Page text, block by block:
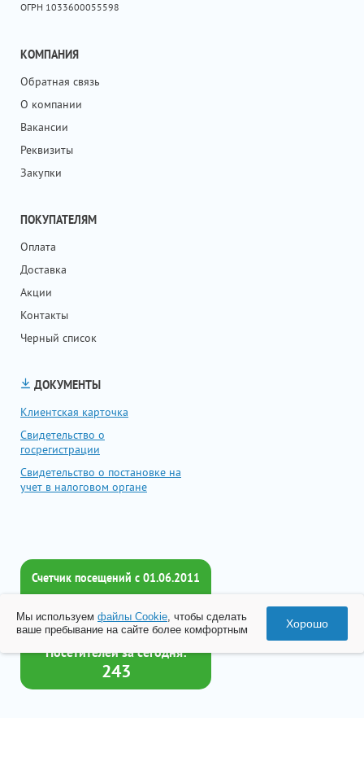
ОГРН 1033600055598
КОМПАНИЯ
Обратная связь
О компании
Вакансии
Реквизиты
Закупки
ПОКУПАТЕЛЯМ
Оплата
Доставка
Акции
Контакты
Черный список
ДОКУМЕНТЫ
Клиентская карточка
Свидетельство о
госрегистрации
Свидетельство о постановке на
учет в налоговом органе
Счетчик посещений c 01.06.2011
Всего посетителей:
2018111
Посетителей за сегодня:
243
Мы используем файлы Cookie, чтобы сделать
ваше пребывание на сайте более комфортным
Хорошо